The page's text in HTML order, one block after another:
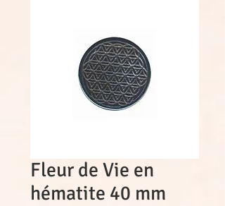
Fleur de Vie en
hématite 40 mm